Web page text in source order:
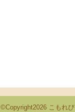
©Copyright2026 こもれび